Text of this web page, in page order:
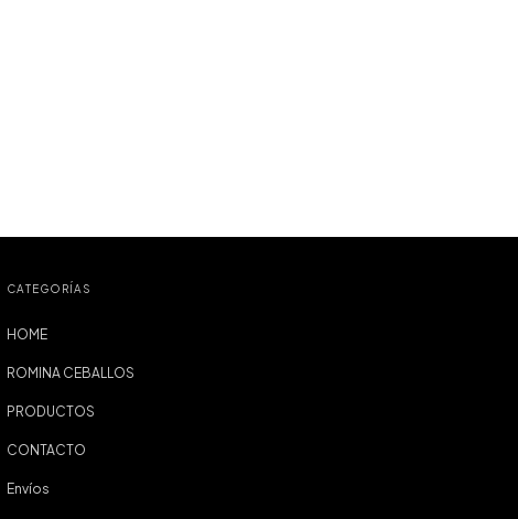
CATEGORÍAS
HOME
ROMINA CEBALLOS
PRODUCTOS
CONTACTO
Envíos